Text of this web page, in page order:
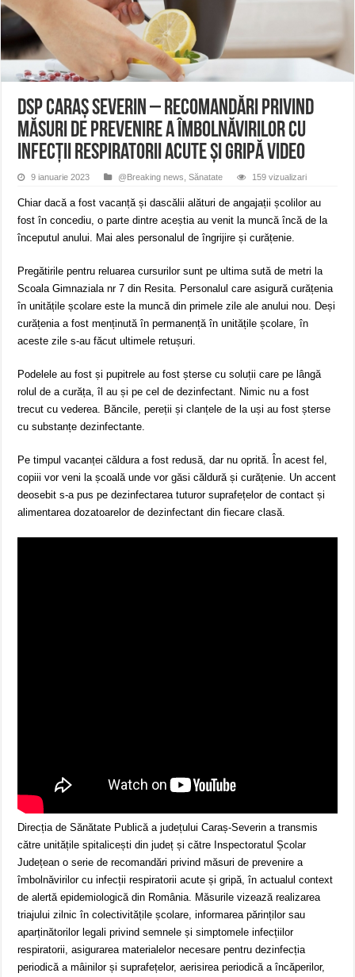
ANUNȚ OPRIRE APĂ în Reșița – avarie – 04.08.2026 – str. Văliugului și
ANUNŢ OPRIRE APĂ în CARANSEBEȘ – 04.08.2026 – avarie – Calea
DSP Caraș Severin – recomandări privind
măsuri de prevenire a îmbolnăvirilor cu
infecții respiratorii acute și gripă VIDEO
9 ianuarie 2023 @Breaking news ,Sănatate 159 vizualizari
Chiar dacă a fost vacanță și dascălii alături de angajații școlilor au
fost în concediu, o parte dintre aceștia au venit la muncă încă de la
începutul anului. Mai ales personalul de îngrijire și curățenie.
Pregătirile pentru reluarea cursurilor sunt pe ultima sută de metri la
Scoala Gimnaziala nr 7 din Resita. Personalul care asigură curățenia
în unitățile școlare este la muncă din primele zile ale anului nou. Deși
curățenia a fost menținută în permanență în unitățile școlare, în
aceste zile s-au făcut ultimele retușuri.
Podelele au fost și pupitrele au fost șterse cu soluții care pe lângă
rolul de a curăța, îl au și pe cel de dezinfectant. Nimic nu a fost
trecut cu vederea. Băncile, pereții și clanțele de la uși au fost șterse
cu substanțe dezinfectante.
Pe timpul vacanței căldura a fost redusă, dar nu oprită. În acest fel,
copiii vor veni la școală unde vor găsi căldură și curățenie. Un accent
deosebit s-a pus pe dezinfectarea tuturor suprafețelor de contact și
alimentarea dozatoarelor de dezinfectant din fiecare clasă.
Direcția de Sănătate Publică a județului Caraș-Severin a transmis
către unitățile spitalicești din județ și către Inspectoratul Școlar
Județean o serie de recomandări privind măsuri de prevenire a
îmbolnăvirilor cu infecții respiratorii acute și gripă, în actualul context
de alertă epidemiologică din România. Măsurile vizează realizarea
triajului zilnic în colectivitățile școlare, informarea părinților sau
aparținătorilor legali privind semnele și simptomele infecțiilor
respiratorii, asigurarea materialelor necesare pentru dezinfecția
periodică a mâinilor și suprafețelor, aerisirea periodică a încăperilor,